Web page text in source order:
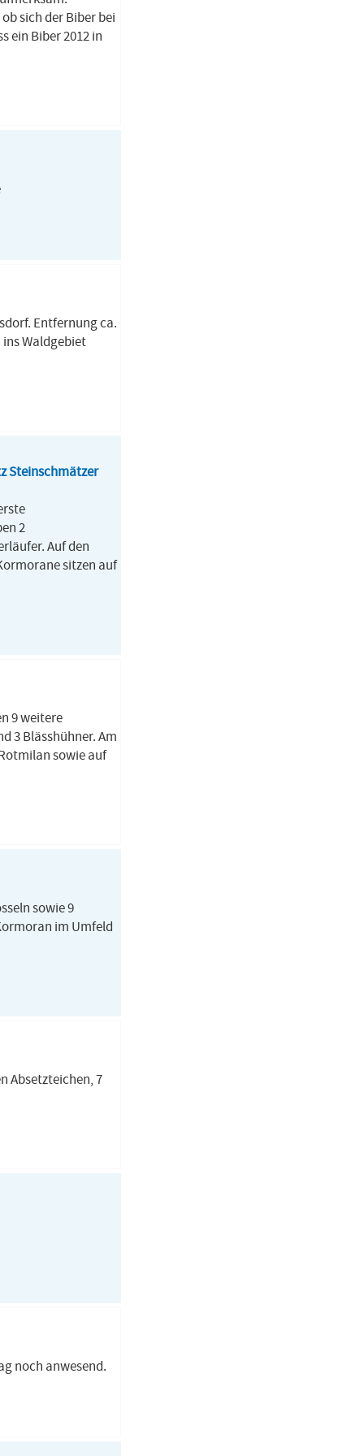
sich der Biber bei
ein Biber 2012 in
Entfernung ca.
ins Waldgebiet
Steinschmätzer
2
Auf den
sitzen auf
9 weitere
3 Blässhühner. Am
sowie auf
sowie 9
im Umfeld
Absetzteichen, 7
noch anwesend.